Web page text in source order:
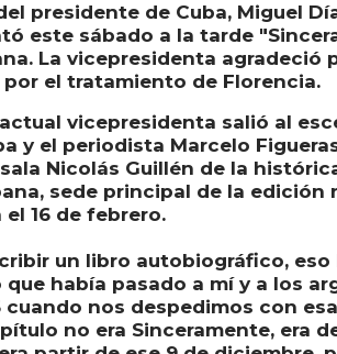
presidente de Cuba, Miguel
este sábado a la tarde
La vicepresidenta
el tratamiento de Florencia.
actual vicepresidenta salió al
y el periodista Marcelo
Nicolás Guillén de la
sede principal de la edición
16 de febrero.
un libro autobiográfico,
había pasado a mí y a los
cuando nos despedimos con
no era Sinceramente, era